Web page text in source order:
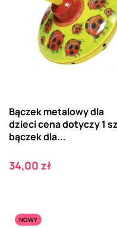
Bączek metalowy dla
dzieci cena dotyczy 1
bączek dla...
Cena
34,00 zł
NOWY